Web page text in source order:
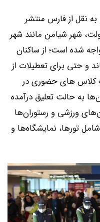
نقل از فارس منتشر
شهر شیامن مانند شهر
شده است؛ از ساکنان
و حتی برای تعطیلات از
کلاس های حضوری در
به حالت تعلیق درآمده
ورزشی و رستوران‌ها
تورها، نمایشگاه‌ها و